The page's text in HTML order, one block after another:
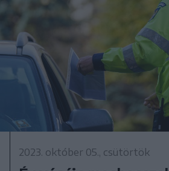
2023. október 05., csütörtök